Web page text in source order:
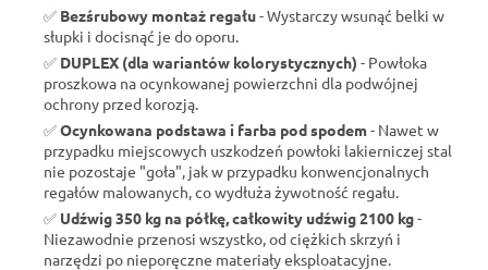
✅ Bezśrubowy montaż regału- Wystarczy wsunąć belki w
słupki i docisnąć je do oporu.
✅ DUPLEX (dla wariantów kolorystycznych) - Powłoka
proszkowa na ocynkowanej powierzchni dla podwójnej
ochrony przed korozją.
✅Ocynkowana podstawa i farba pod spodem- Nawet w
przypadku miejscowych uszkodzeń powłoki lakierniczej stal
nie pozostaje "goła", jak w przypadku konwencjonalnych
regałów malowanych, co wydłuża żywotność regału.
✅ Udźwig 350 kg na półkę, całkowity udźwig 2100 kg-
Niezawodnie przenosi wszystko, od ciężkich skrzyń i
narzędzi po nieporęczne materiały eksploatacyjne.